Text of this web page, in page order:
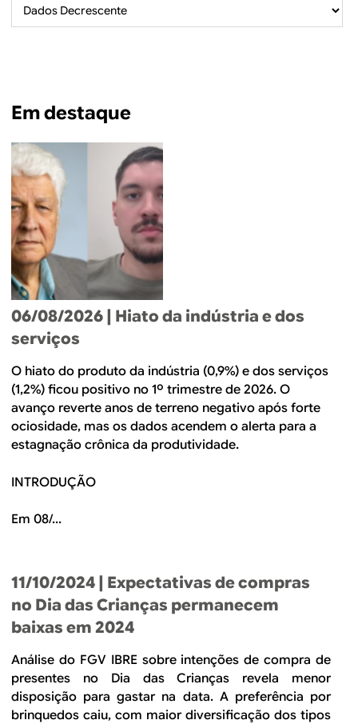
e
s
c
a
Em destaque
06/08/2026 | Hiato da indústria e dos
serviços
O hiato do produto da indústria (0,9%) e dos serviços
(1,2%) ficou positivo no 1º trimestre de 2026. O
avanço reverte anos de terreno negativo após forte
ociosidade, mas os dados acendem o alerta para a
estagnação crônica da produtividade.
INTRODUÇÃO
Em 08/...
11/10/2024 | Expectativas de compras
no Dia das Crianças permanecem
baixas em 2024
Análise do FGV IBRE sobre intenções de compra de
presentes no Dia das Crianças revela menor
disposição para gastar na data. A preferência por
brinquedos caiu, com maior diversificação dos tipos